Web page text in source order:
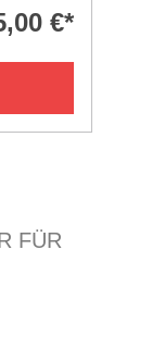
€*
FÜR